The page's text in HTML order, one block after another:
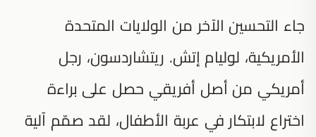
جاء التحسين الآخر من الولايات المتحدة
الأمريكية، لوليام إتش. ريتشاردسون، رجل
أمريكي من أصل أفريقي حصل على براءة
اختراع لابتكار في عربة الأطفال، لقد صمّم آلية